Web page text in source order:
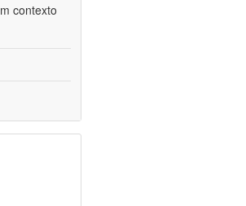
contexto